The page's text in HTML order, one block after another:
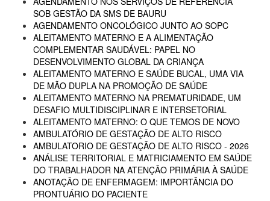
SOB GESTÃO DA SMS DE BAURU
AGENDAMENTO ONCOLÓGICO JUNTO AO SOPC
ALEITAMENTO MATERNO E A ALIMENTAÇÃO
COMPLEMENTAR SAUDÁVEL: PAPEL NO
DESENVOLVIMENTO GLOBAL DA CRIANÇA
ALEITAMENTO MATERNO E SAÚDE BUCAL, UMA VIA
DE MÃO DUPLA NA PROMOÇÃO DE SAÚDE
ALEITAMENTO MATERNO NA PREMATURIDADE, UM
DESAFIO MULTIDISCIPLINAR E INTERSETORIAL
ALEITAMENTO MATERNO: O QUE TEMOS DE NOVO
AMBULATÓRIO DE GESTAÇÃO DE ALTO RISCO
AMBULATORIO DE GESTAÇÃO DE ALTO RISCO - 2026
ANÁLISE TERRITORIAL E MATRICIAMENTO EM SAÚDE
DO TRABALHADOR NA ATENÇÃO PRIMÁRIA À SAÚDE
ANOTAÇÃO DE ENFERMAGEM: IMPORTÂNCIA DO
PRONTUÁRIO DO PACIENTE